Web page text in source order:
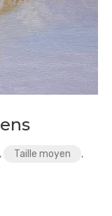
, Taille moyen
,